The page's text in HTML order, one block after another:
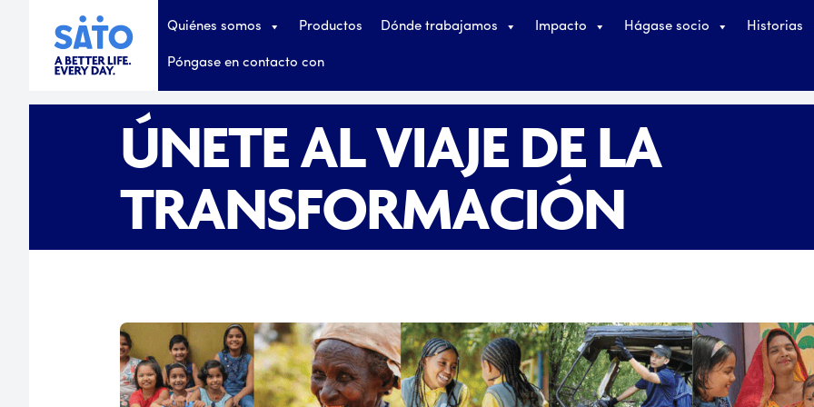
Quiénes somos Productos Dónde trabajamos Impacto Hágase socio Historias
Póngase en contacto con
ÚNETE AL VIAJE DE LA
TRANSFORMACIÓN